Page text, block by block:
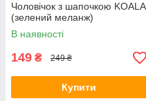
Чоловічок з шапочкою KOALA
(зелений меланж)
В наявності
149 ₴ 249 ₴
Купити